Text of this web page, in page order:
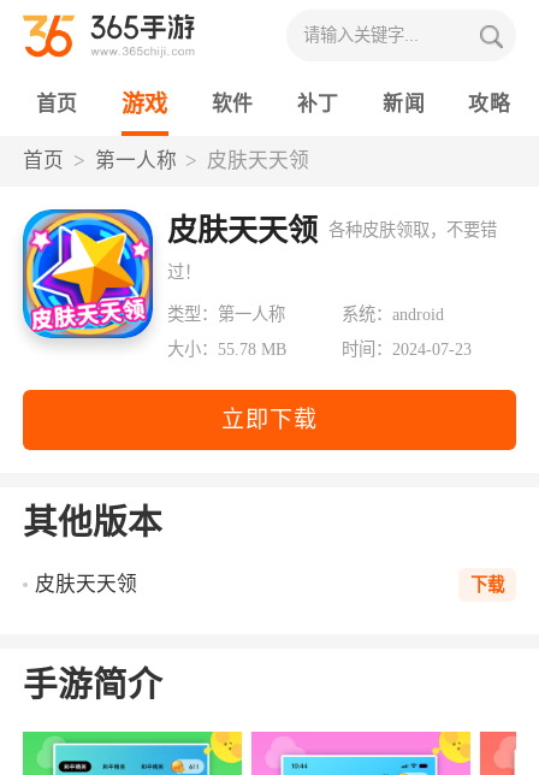
首页 游戏 软件 补丁 新闻 攻略
首页 第一人称 皮肤天天领
皮肤天天领 各种皮肤领取，不要错
过！
类型：第一人称
系统：android
大小：55.78 MB
时间：2024-07-23
立即下载
其他版本
皮肤天天领 下载
手游简介